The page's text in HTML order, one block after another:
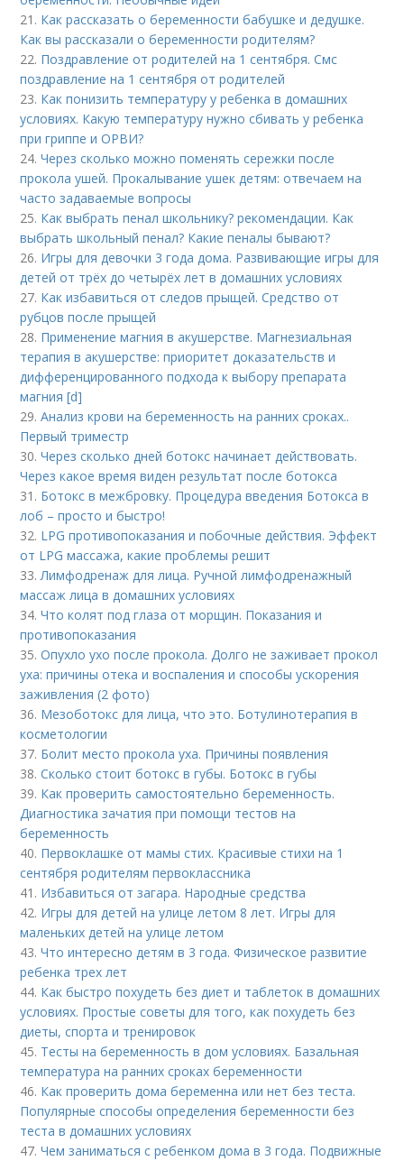
21. Как рассказать о беременности бабушке и дедушке.
Как вы рассказали о беременности родителям?
22. Поздравление от родителей на 1 сентября. Смс
поздравление на 1 сентября от родителей
23. Как понизить температуру у ребенка в домашних
условиях. Какую температуру нужно сбивать у ребенка
при гриппе и ОРВИ?
24.Через сколько можно поменять сережки после
прокола ушей. Прокалывание ушек детям: отвечаем на
часто задаваемые вопросы
25. Как выбрать пенал школьнику? рекомендации. Как
выбрать школьный пенал? Какие пеналы бывают?
26. Игры для девочки 3 года дома. Развивающие игры для
детей от трёх до четырёх лет в домашних условиях
27. Как избавиться от следов прыщей. Средство от
рубцов после прыщей
28. Применение магния в акушерстве. Магнезиальная
терапия в акушерстве: приоритет доказательств и
дифференцированного подхода к выбору препарата
магния [d]
29.Анализ крови на беременность на ранних сроках..
Первый триместр
30.Через сколько дней ботокс начинает действовать.
Через какое время виден результат после ботокса
31. Ботокс в межбровку. Процедура введения Ботокса в
лоб – просто и быстро!
32. LPG противопоказания и побочные действия. Эффект
от LPG массажа, какие проблемы решит
33.Лимфодренаж для лица. Ручной лимфодренажный
массаж лица в домашних условиях
34.Что колят под глаза от морщин. Показания и
противопоказания
35.Опухло ухо после прокола. Долго не заживает прокол
уха: причины отека и воспаления и способы ускорения
заживления (2 фото)
36. Мезоботокс для лица, что это. Ботулинотерапия в
косметологии
37. Болит место прокола уха. Причины появления
38.Сколько стоит ботокс в губы. Ботокс в губы
39. Как проверить самостоятельно беременность.
Диагностика зачатия при помощи тестов на
беременность
40. Первоклашке от мамы стих. Красивые стихи на 1
сентября родителям первоклассника
41. Избавиться от загара. Народные средства
42. Игры для детей на улице летом 8 лет. Игры для
маленьких детей на улице летом
43.Что интересно детям в 3 года. Физическое развитие
ребенка трех лет
44. Как быстро похудеть без диет и таблеток в домашних
условиях. Простые советы для того, как похудеть без
диеты, спорта и тренировок
45. Тесты на беременность в дом условиях. Базальная
температура на ранних сроках беременности
46. Как проверить дома беременна или нет без теста.
Популярные способы определения беременности без
теста в домашних условиях
47.Чем заниматься с ребенком дома в 3 года. Подвижные